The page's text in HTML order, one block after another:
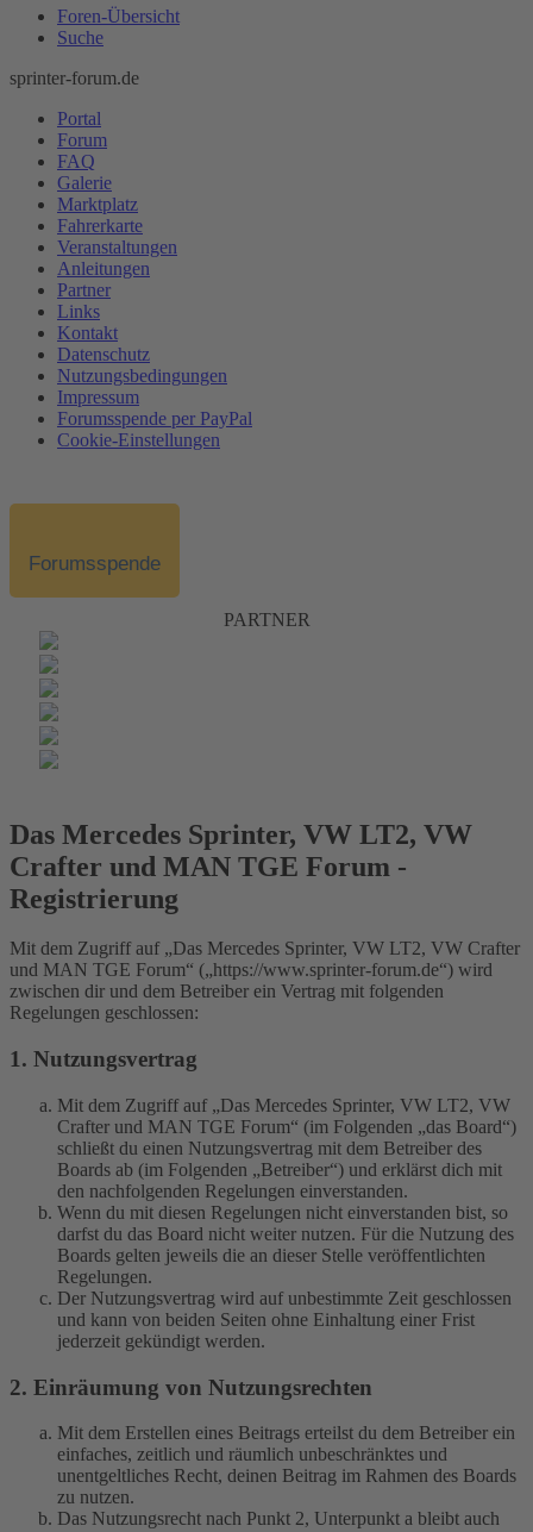
Foren-Übersicht
Suche
sprinter-forum.de
Portal
Forum
FAQ
Galerie
Marktplatz
Fahrerkarte
Veranstaltungen
Anleitungen
Partner
Links
Kontakt
Datenschutz
Nutzungsbedingungen
Impressum
Forumsspende per PayPal
Cookie-Einstellungen
Forumsspende
PARTNER
Das Mercedes Sprinter, VW LT2, VW
Crafter und MAN TGE Forum -
Registrierung
Mit dem Zugriff auf „Das Mercedes Sprinter, VW LT2, VW Crafter
und MAN TGE Forum“ („https://www.sprinter-forum.de“) wird
zwischen dir und dem Betreiber ein Vertrag mit folgenden
Regelungen geschlossen:
1. Nutzungsvertrag
Mit dem Zugriff auf „Das Mercedes Sprinter, VW LT2, VW
Crafter und MAN TGE Forum“ (im Folgenden „das Board“)
schließt du einen Nutzungsvertrag mit dem Betreiber des
Boards ab (im Folgenden „Betreiber“) und erklärst dich mit
den nachfolgenden Regelungen einverstanden.
Wenn du mit diesen Regelungen nicht einverstanden bist, so
darfst du das Board nicht weiter nutzen. Für die Nutzung des
Boards gelten jeweils die an dieser Stelle veröffentlichten
Regelungen.
Der Nutzungsvertrag wird auf unbestimmte Zeit geschlossen
und kann von beiden Seiten ohne Einhaltung einer Frist
jederzeit gekündigt werden.
2. Einräumung von Nutzungsrechten
Mit dem Erstellen eines Beitrags erteilst du dem Betreiber ein
einfaches, zeitlich und räumlich unbeschränktes und
unentgeltliches Recht, deinen Beitrag im Rahmen des Boards
zu nutzen.
Das Nutzungsrecht nach Punkt 2, Unterpunkt a bleibt auch